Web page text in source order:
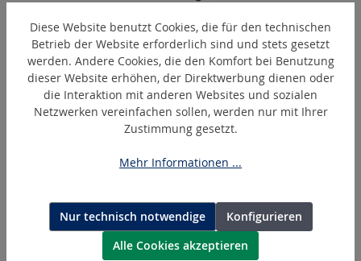
BA-04
Balancer / Federzug
Produktgalerie überspringen
Ähnliche Artikel
Diese Website benutzt Cookies, die für den technischen
Betrieb der Website erforderlich sind und stets gesetzt
werden. Andere Cookies, die den Komfort bei Benutzung
dieser Website erhöhen, der Direktwerbung dienen oder
die Interaktion mit anderen Websites und sozialen
Netzwerken vereinfachen sollen, werden nur mit Ihrer
Zustimmung gesetzt.
Mehr Informationen ...
Nur technisch notwendige
Konfigurieren
Alle Cookies akzeptieren